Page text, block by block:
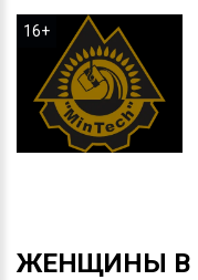
16+
ЖЕНЩИНЫ В